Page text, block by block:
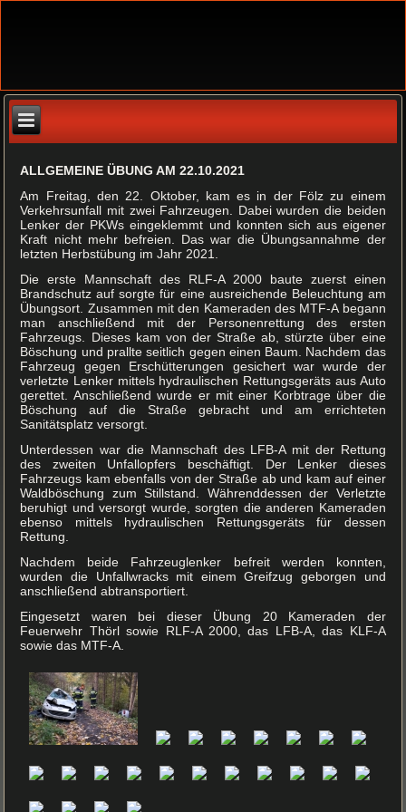
ALLGEMEINE ÜBUNG AM 22.10.2021
Am Freitag, den 22. Oktober, kam es in der Fölz zu einem
Verkehrsunfall mit zwei Fahrzeugen. Dabei wurden die beiden
Lenker der PKWs eingeklemmt und konnten sich aus eigener
Kraft nicht mehr befreien. Das war die Übungsannahme der
letzten Herbstübung im Jahr 2021.
Die erste Mannschaft des RLF-A 2000 baute zuerst einen
Brandschutz auf sorgte für eine ausreichende Beleuchtung am
Übungsort. Zusammen mit den Kameraden des MTF-A begann
man anschließend mit der Personenrettung des ersten
Fahrzeugs. Dieses kam von der Straße ab, stürzte über eine
Böschung und prallte seitlich gegen einen Baum. Nachdem das
Fahrzeug gegen Erschütterungen gesichert war wurde der
verletzte Lenker mittels hydraulischen Rettungsgeräts aus Auto
gerettet. Anschließend wurde er mit einer Korbtrage über die
Böschung auf die Straße gebracht und am errichteten
Sanitätsplatz versorgt.
Unterdessen war die Mannschaft des LFB-A mit der Rettung
des zweiten Unfallopfers beschäftigt. Der Lenker dieses
Fahrzeugs kam ebenfalls von der Straße ab und kam auf einer
Waldböschung zum Stillstand. Währenddessen der Verletzte
beruhigt und versorgt wurde, sorgten die anderen Kameraden
ebenso mittels hydraulischen Rettungsgeräts für dessen
Rettung.
Nachdem beide Fahrzeuglenker befreit werden konnten,
wurden die Unfallwracks mit einem Greifzug geborgen und
anschließend abtransportiert.
Eingesetzt waren bei dieser Übung 20 Kameraden der
Feuerwehr Thörl sowie RLF-A 2000, das LFB-A, das KLF-A
sowie das MTF-A.